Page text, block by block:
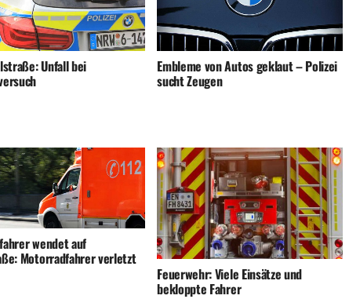
Unfall bei Embleme von Autos geklaut – Polizei
sucht Zeugen
wendet auf
Motorradfahrer verletzt
Feuerwehr: Viele Einsätze und
bekloppte Fahrer